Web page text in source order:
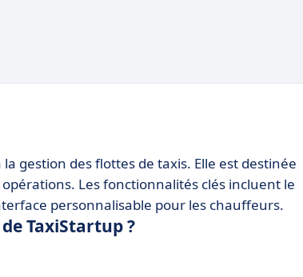
gestion des flottes de taxis. Elle est destinée
Les fonctionnalités clés incluent le
personnalisable pour les chauffeurs.
TaxiStartup ?